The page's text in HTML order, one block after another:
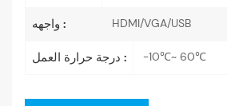
واجهه : HDMI/VGA/USB
درجة حرارة العمل : -10℃~ 60℃